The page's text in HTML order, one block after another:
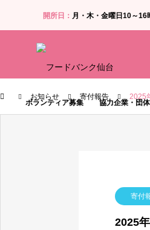
開所日： 月・木・金曜日10～16
お知らせ
ボランティア募集 協力企業・団体
お知らせ 寄付報告 2025
寄付
2025